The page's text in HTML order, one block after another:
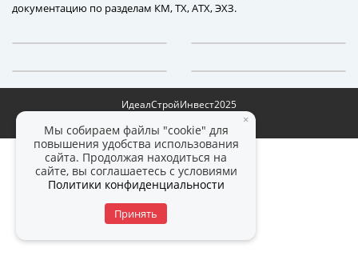
документацию по разделам КМ, ТХ, АТХ, ЭХЗ.
ИдеалСтройИнвест2025
Политика конфиденциальности
×
Мы собираем файлы "cookie" для
повышения удобства использования
сайта. Продолжая находиться на
сайте, вы соглашаетесь с условиями
Политики конфиденциальности
Принять